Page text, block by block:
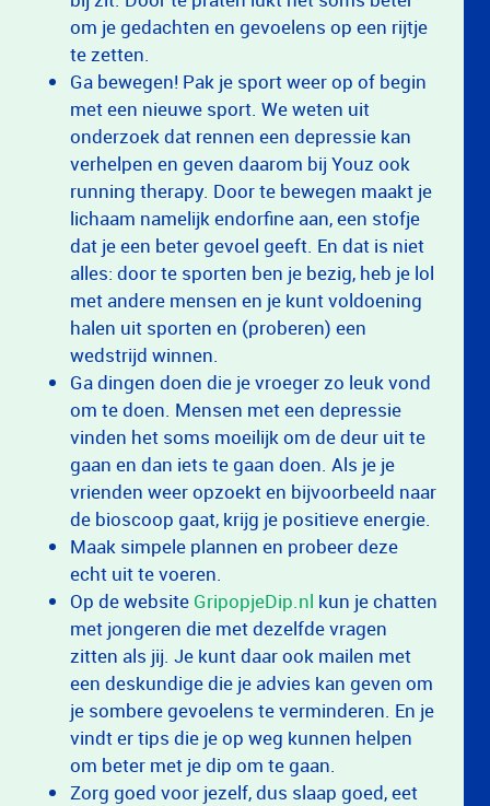
om je gedachten en gevoelens op een rijtje
te zetten.
Ga bewegen! Pak je sport weer op of begin
met een nieuwe sport. We weten uit
onderzoek dat rennen een depressie kan
verhelpen en geven daarom bij Youz ook
running therapy. Door te bewegen maakt je
lichaam namelijk endorfine aan, een stofje
dat je een beter gevoel geeft. En dat is niet
alles: door te sporten ben je bezig, heb je lol
met andere mensen en je kunt voldoening
halen uit sporten en (proberen) een
wedstrijd winnen.
Ga dingen doen die je vroeger zo leuk vond
om te doen. Mensen met een depressie
vinden het soms moeilijk om de deur uit te
gaan en dan iets te gaan doen. Als je je
vrienden weer opzoekt en bijvoorbeeld naar
de bioscoop gaat, krijg je positieve energie.
Maak simpele plannen en probeer deze
echt uit te voeren.
Op de website GripopjeDip.nl kun je chatten
met jongeren die met dezelfde vragen
zitten als jij. Je kunt daar ook mailen met
een deskundige die je advies kan geven om
je sombere gevoelens te verminderen. En je
vindt er tips die je op weg kunnen helpen
om beter met je dip om te gaan.
Zorg goed voor jezelf, dus slaap goed, eet